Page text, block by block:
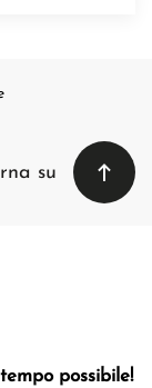
su
possibile!